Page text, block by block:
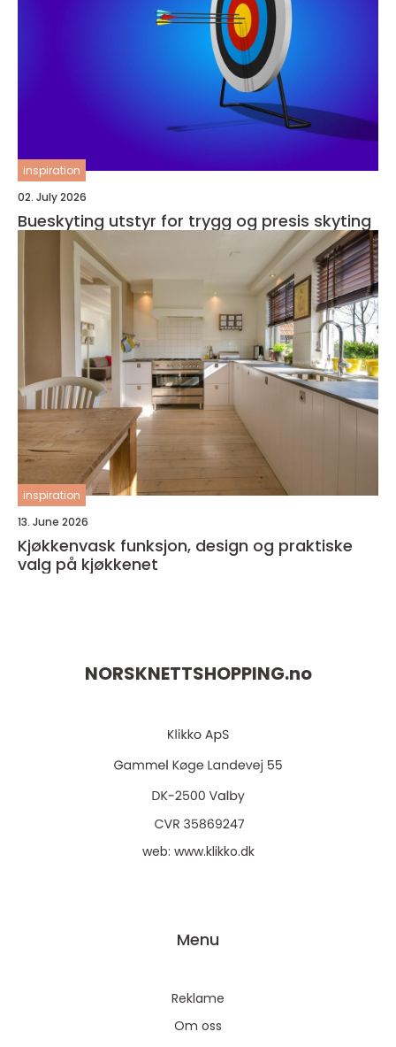
inspiration
02. July 2026
Bueskyting utstyr for trygg og presis skyting
inspiration
13. June 2026
Kjøkkenvask funksjon, design og praktiske
valg på kjøkkenet
NORSKNETTSHOPPING.no
web: www.klikko.dk
Menu
Reklame
Om oss